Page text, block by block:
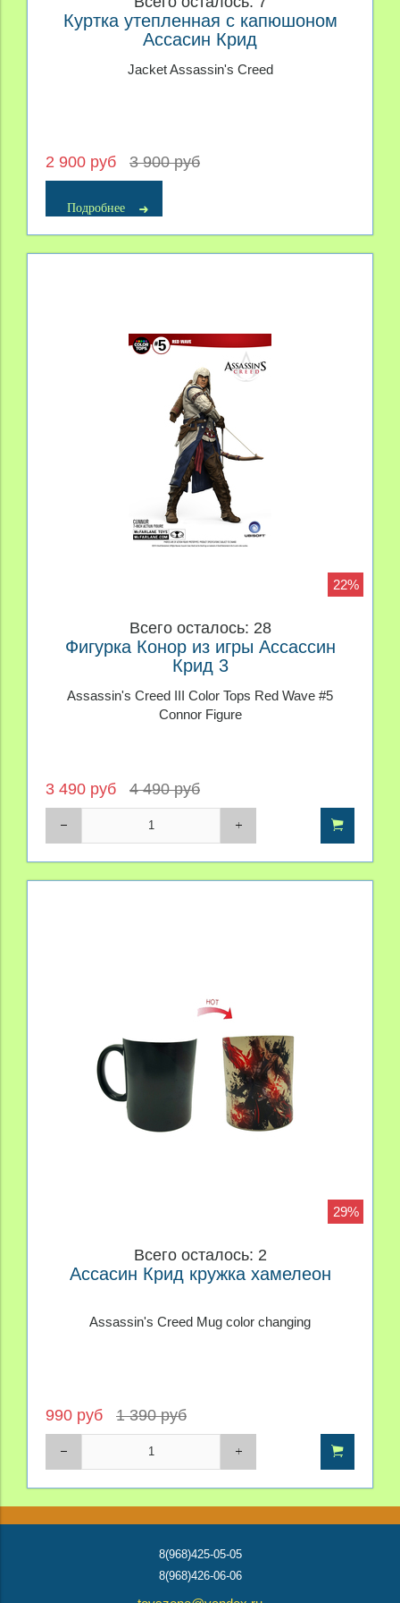
Куртка утепленная с капюшоном
Ассасин Крид
Jacket Assassin's Creed
2 900 руб 3 900 руб
Подробнее
22%
Всего осталось: 28
Фигурка Конор из игры Ассассин
Крид 3
Assassin's Creed III Color Tops Red Wave #5
Connor Figure
3 490 руб 4 490 руб
29%
Всего осталось: 2
Ассасин Крид кружка хамелеон
Assassin's Creed Mug color changing
990 руб 1 390 руб
8(968)425-05-05
8(968)426-06-06